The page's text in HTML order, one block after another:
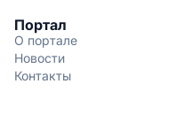
Портал
О портале
Новости
Контакты